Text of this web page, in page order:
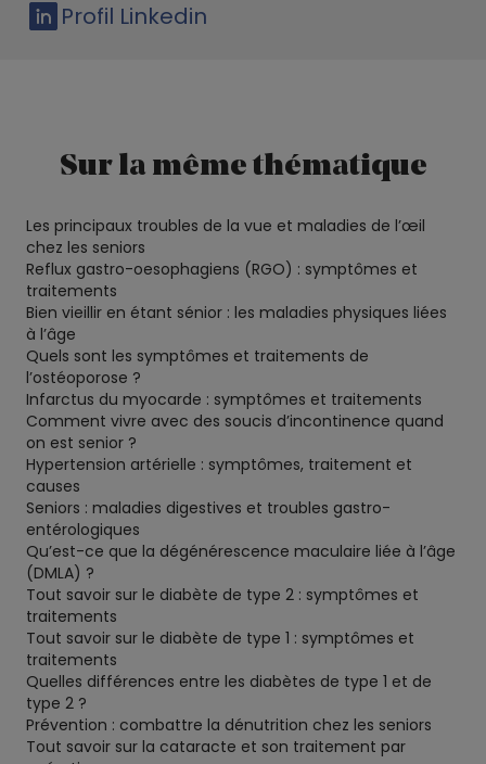
Profil Linkedin
Sur la même thématique
Les principaux troubles de la vue et maladies de l’œil
chez les seniors
Reflux gastro-oesophagiens (RGO) : symptômes et
traitements
Bien vieillir en étant sénior : les maladies physiques liées
à l’âge
Quels sont les symptômes et traitements de
l’ostéoporose ?
Infarctus du myocarde : symptômes et traitements
Comment vivre avec des soucis d’incontinence quand
on est senior ?
Hypertension artérielle : symptômes, traitement et
causes
Seniors : maladies digestives et troubles gastro-
entérologiques
Qu’est-ce que la dégénérescence maculaire liée à l’âge
(DMLA) ?
Tout savoir sur le diabète de type 2 : symptômes et
traitements
Tout savoir sur le diabète de type 1 : symptômes et
traitements
Quelles différences entre les diabètes de type 1 et de
type 2 ?
Prévention : combattre la dénutrition chez les seniors
Tout savoir sur la cataracte et son traitement par